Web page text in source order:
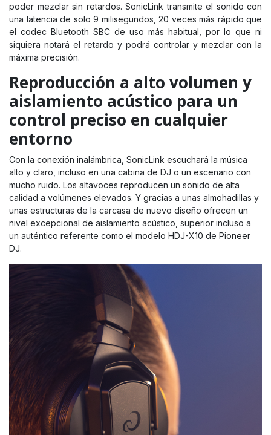
poder mezclar sin retardos. SonicLink transmite el sonido con
una latencia de solo 9 milisegundos, 20 veces más rápido que
el codec Bluetooth SBC de uso más habitual, por lo que ni
siquiera notará el retardo y podrá controlar y mezclar con la
máxima precisión.
Reproducción a alto volumen y
aislamiento acústico para un
control preciso en cualquier
entorno
Con la conexión inalámbrica, SonicLink escuchará la música
alto y claro, incluso en una cabina de DJ o un escenario con
mucho ruido. Los altavoces reproducen un sonido de alta
calidad a volúmenes elevados. Y gracias a unas almohadillas y
unas estructuras de la carcasa de nuevo diseño ofrecen un
nivel excepcional de aislamiento acústico, superior incluso a
un auténtico referente como el modelo HDJ-X10 de Pioneer
DJ.